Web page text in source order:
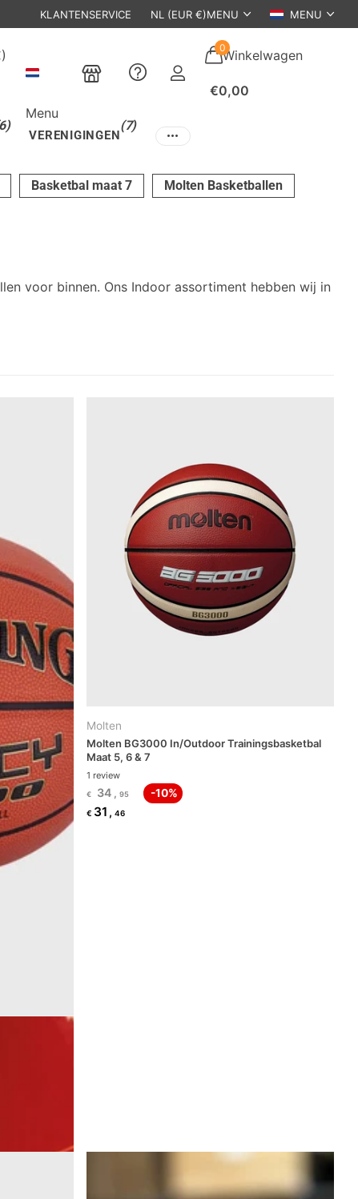
KLANTENSERVICE NL (EUR €)MENU MENU
Menu
Winkelwagen
0
€0,00
VERENIGINGEN
(7)
Basketbal maat 7 Molten Basketballen
voor binnen. Ons Indoor assortiment hebben wij in
Molten
Molten BG3000 In/Outdoor Trainingsbasketbal
Maat 5, 6 & 7
1 review
€ 34 , 95 -10%
€ 31 , 46